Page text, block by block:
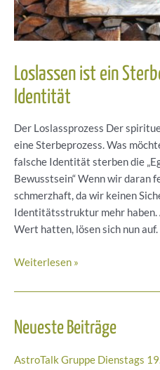
Loslassen ist ein
Identität
Der Loslassprozess Der
eine Sterbeprozess. Was
falsche Identität sterben die
Bewusstsein“ Wenn wir daran
schmerzhaft, da wir keinen
Identitätsstruktur mehr haben.
Wert hatten, lösen sich nun
Loslassen
ein
der
Identität
Weiterlesen »
Neueste Beiträge
AstroTalk Gruppe Dienstags